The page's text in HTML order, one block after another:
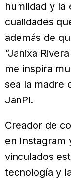
humildad y la
cualidades
además de
“Janixa
me inspira
sea la madre
JanPi.
Creador de
en Instagram
vinculados
tecnología y